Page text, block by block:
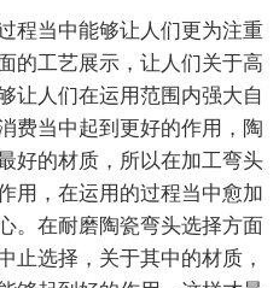
程当中能够让人们更为注重
的工艺展示，让人们关于高
让人们在运用范围内强大自
费当中起到更好的作用，陶
好的材质，所以在加工弯头
用，在运用的过程当中愈加
。在耐磨陶瓷弯头选择方面
止选择，关于其中的材质，